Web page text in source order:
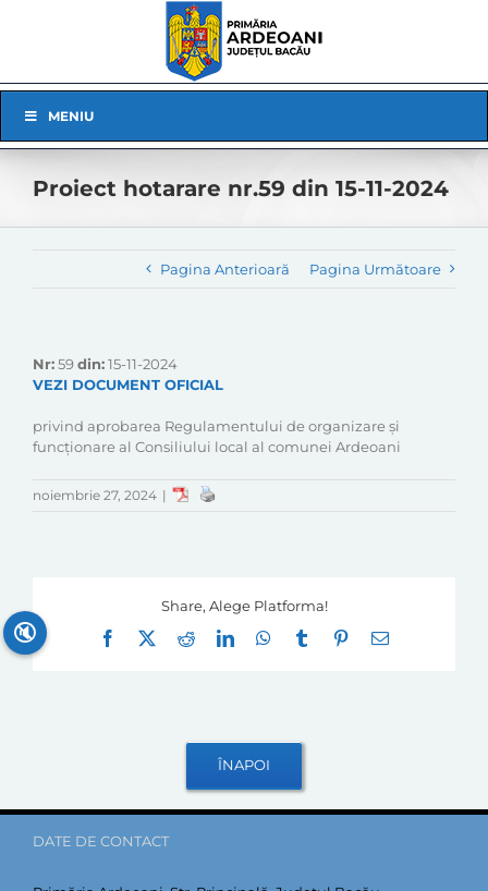
Navigation
MENIU
Proiect hotarare nr.59 din 15-11-2024
Pagina Anterioară Pagina Următoare
Nr:59din:15-11-2024
VEZI DOCUMENT OFICIAL
privind aprobarea Regulamentului de organizare şi
funcţionare al Consiliului local al comunei Ardeoani
noiembrie 27, 2024 |
Share, Alege Platforma!
Facebook
RedditLinkedInWhatsApp
Tumblr Pinterest
E-
DATE DE CONTACT
🔇